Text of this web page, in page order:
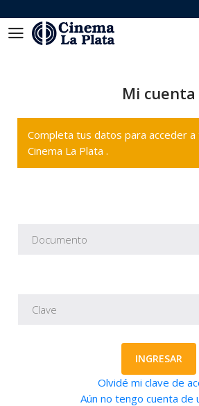
Mi cuenta
Completa tus datos para acceder a
Cinema La Plata .
INGRESAR
Olvidé mi clave de
Aún no tengo cuenta de